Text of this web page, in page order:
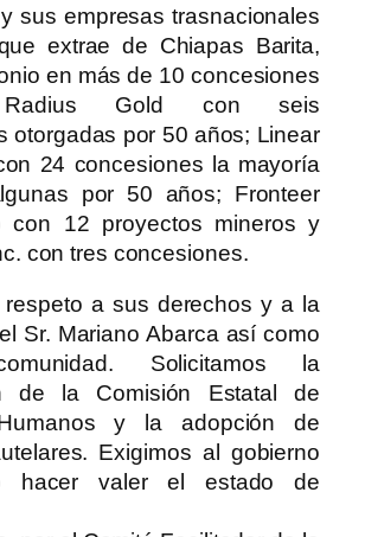
sus empresas trasnacionales
extrae de Chiapas Barita,
en más de 10 concesiones
Radius Gold con seis
otorgadas por 50 años; Linear
24 concesiones la mayoría
por 50 años; Fronteer
con 12 proyectos mineros y
con tres concesiones.
respeto a sus derechos y a la
Sr. Mariano Abarca así como
Solicitamos la
de la Comisión Estatal de
y la adopción de
Exigimos al gobierno
hacer valer el estado de